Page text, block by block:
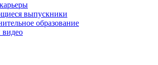
выпускники
образование